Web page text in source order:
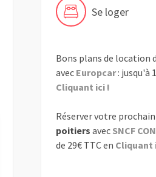
Se loger
Bons plans de location
avec Europcar: jusqu'à
Cliquant ici !
Réserver votre
poitiers avec SNCF
de 29€ TTC en Cliquant